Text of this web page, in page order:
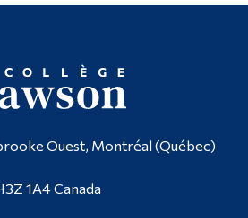
Ouest, Montréal (Québec)
1A4 Canada